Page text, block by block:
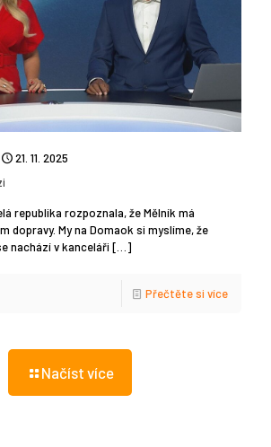
21. 11. 2025
republika rozpoznala, že Mělník má
dopravy. My na Domaok si myslíme, že
nachází v kanceláři […]
Přečtěte si více
Načíst více